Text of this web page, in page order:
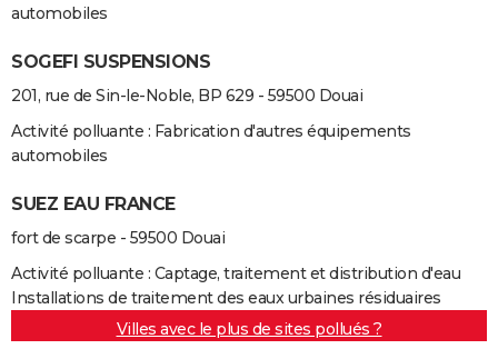
automobiles
SOGEFI SUSPENSIONS
201, rue de Sin-le-Noble, BP 629 - 59500 Douai
Activité polluante : Fabrication d'autres équipements
automobiles
SUEZ EAU FRANCE
fort de scarpe - 59500 Douai
Activité polluante : Captage, traitement et distribution d'eau
Installations de traitement des eaux urbaines résiduaires
Villes avec le plus de sites pollués ?